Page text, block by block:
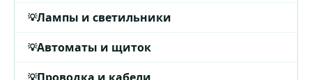
Лампы и светильники
Автоматы и щиток